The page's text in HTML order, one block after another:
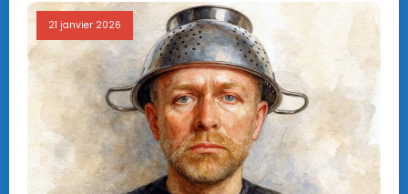
21 janvier 2026